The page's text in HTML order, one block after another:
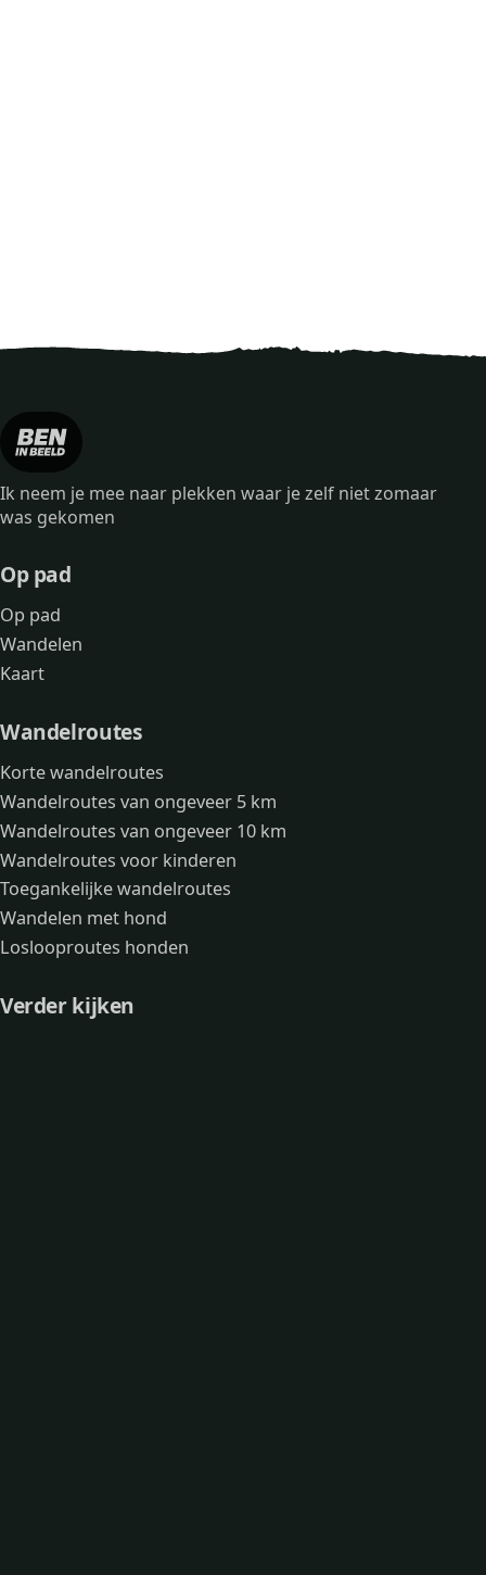
Ik neem je mee naar plekken waar je zelf niet zomaar
was gekomen
Op pad
Op pad
Wandelen
Kaart
Wandelroutes
Korte wandelroutes
Wandelroutes van ongeveer 5 km
Wandelroutes van ongeveer 10 km
Wandelroutes voor kinderen
Toegankelijke wandelroutes
Wandelen met hond
Loslooproutes honden
Verder kijken